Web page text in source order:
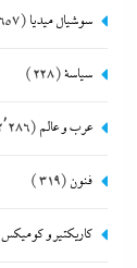
سوشيال ميديا (3٬657)
سياسة(228)
عرب و عالم (2٬286)
فنون (319)
كاريكتير و كوميكس